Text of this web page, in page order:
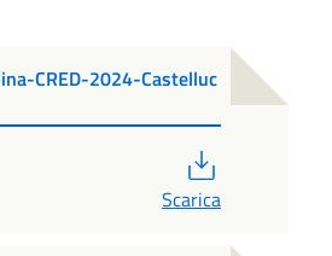
CRED-2024-Castelluc
Scarica